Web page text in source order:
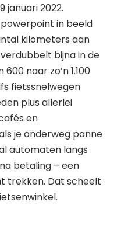
januari 2022.
in beeld
kilometers aan
bijna in de
naar zo’n 1.100
fietssnelwegen
plus allerlei
en
je onderweg panne
automaten langs
betaling – een
trekken. Dat scheelt